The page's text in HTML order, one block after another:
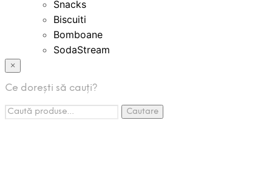
Snacks
Biscuiti
Bomboane
SodaStream
Espressoare Cafea
Accesorii
×
Ce dorești să cauți?
Caută: Cautare